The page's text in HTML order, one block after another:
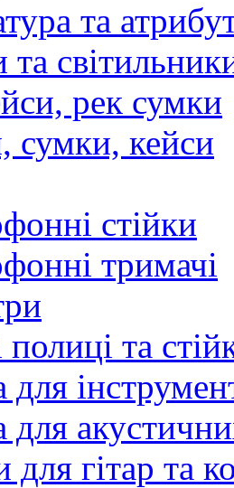
та
рек сумки
сумки, кейси
стійки
тримачі
полиці та
для
для
для гітар та